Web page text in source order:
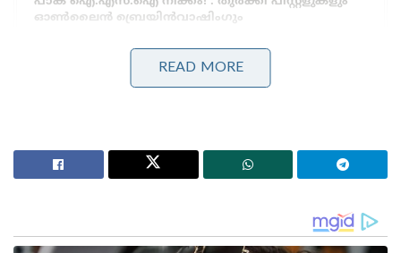
ഓൺലൈൻ ബ്രെയിൻവാഷിംഗും
എത്തിയത് 66,000 രൂപയുടെ വിദേശ നിക്ഷേപം!’:
നരേന്ദ്ര മോദിയുടെ വിദേശ പര്യടനങ്ങളുടെ കണക്ക്
‘മെലോണി’, ‘മോദി’ എന്നീ പേരുകൾ ചേർത്തുവെച്ച്
‘മെലോഡി’ (#Melodi) എന്ന പേരിൽ ഇരുവരുടെയും
ട്രെൻഡിംഗായിരുന്നു. ഈ തമാശയും ജനപ്രിയ
ട്രെൻഡും ഉൾക്കൊണ്ടാണ് പ്രധാനമന്ത്രി മോദി
READ MORE